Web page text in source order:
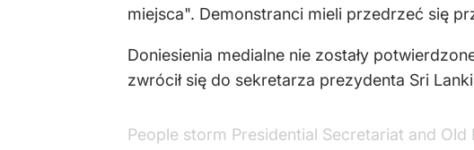
miejsca". Demonstranci mieli przedrzeć się
Doniesienia medialne nie zostały
zwrócił się do sekretarza prezydenta Sri
People storm Presidential Secretariat and Old